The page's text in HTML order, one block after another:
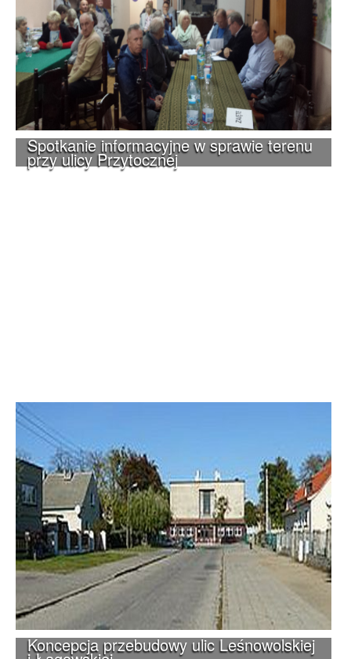
Spotkanie informacyjne w sprawie terenu
przy ulicy Przytocznej
Koncepcja przebudowy ulic Leśnowolskiej